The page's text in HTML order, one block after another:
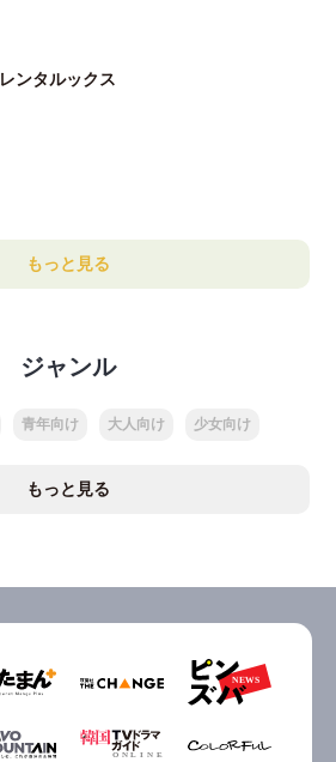
レンタルックス
もっと見る
ジャンル
青年向け 大人向け 少女向け
もっと見る